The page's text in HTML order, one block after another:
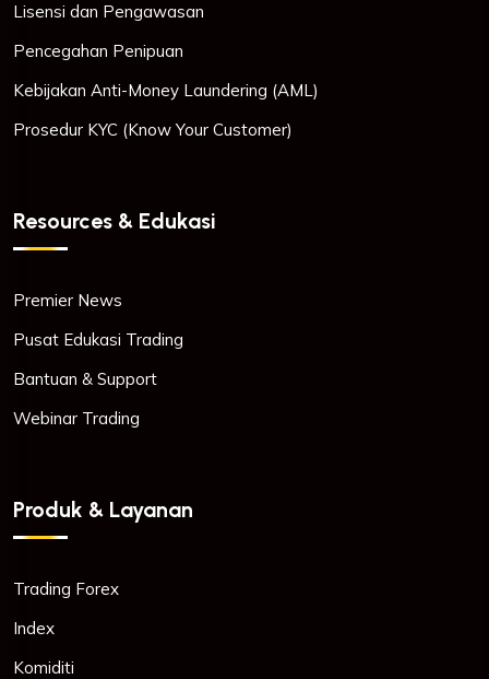
Lisensi dan Pengawasan
Pencegahan Penipuan
Kebijakan Anti-Money Laundering (AML)
Prosedur KYC (Know Your Customer)
Resources & Edukasi
Premier News
Pusat Edukasi Trading
Bantuan & Support
Webinar Trading
Produk & Layanan
Trading Forex
Index
Komiditi